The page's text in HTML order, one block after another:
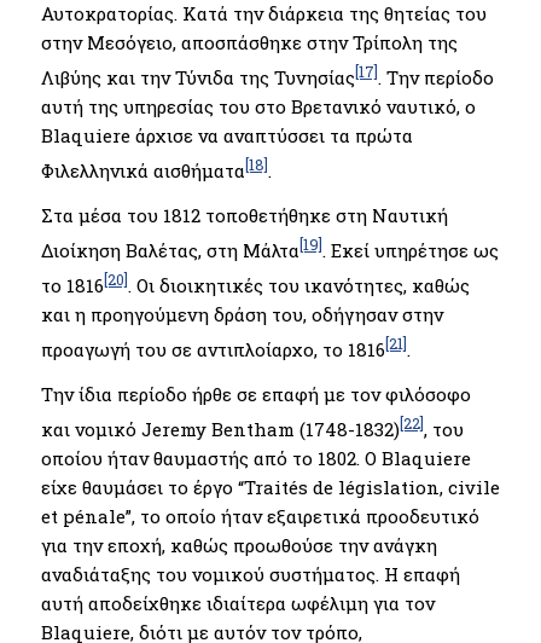
Αυτοκρατορίας. Kατά την διάρκεια της θητείας του
στην Μεσόγειο, αποσπάσθηκε στην Τρίπολη της
Λιβύης και την Τύνιδα της Τυνησίας[17]. Tην περίοδο
αυτή της υπηρεσίας του στο Βρετανικό ναυτικό, ο
Blaquiere άρχισε να αναπτύσσει τα πρώτα
Φιλελληνικά αισθήματα[18].
Στα μέσα του 1812 τοποθετήθηκε στη Ναυτική
Διοίκηση Βαλέτας, στη Μάλτα[19]. Εκεί υπηρέτησε ως
το 1816[20]. Οι διοικητικές του ικανότητες, καθώς
και η προηγούμενη δράση του, οδήγησαν στην
προαγωγή του σε αντιπλοίαρχο, το 1816[21].
Την ίδια περίοδο ήρθε σε επαφή με τον φιλόσοφο
και νομικό Jeremy Bentham (1748-1832)[22], του
οποίου ήταν θαυμαστής από το 1802. O Blaquiere
είχε θαυμάσει το έργο “Traités de législation, civile
et pénale”, το οποίο ήταν εξαιρετικά προοδευτικό
για την εποχή, καθώς προωθούσε την ανάγκη
αναδιάταξης του νομικού συστήματος. Η επαφή
αυτή αποδείχθηκε ιδιαίτερα ωφέλιμη για τον
Blaquiere, διότι με αυτόν τον τρόπο,